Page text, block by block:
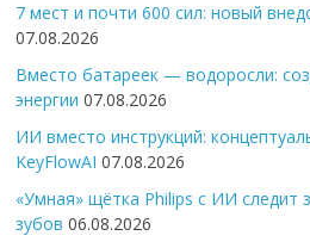
7 мест и почти 600 сил: новый
07.08.2026
Вместо батареек — водоросли:
энергии 07.08.2026
ИИ вместо инструкций:
KeyFlowAI 07.08.2026
«Умная» щётка Philips с ИИ следит
зубов 06.08.2026